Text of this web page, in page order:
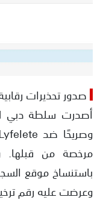
صدور تحذيرات
مرخصة من
باستنساخ موقع
وعرضت عليه رقم